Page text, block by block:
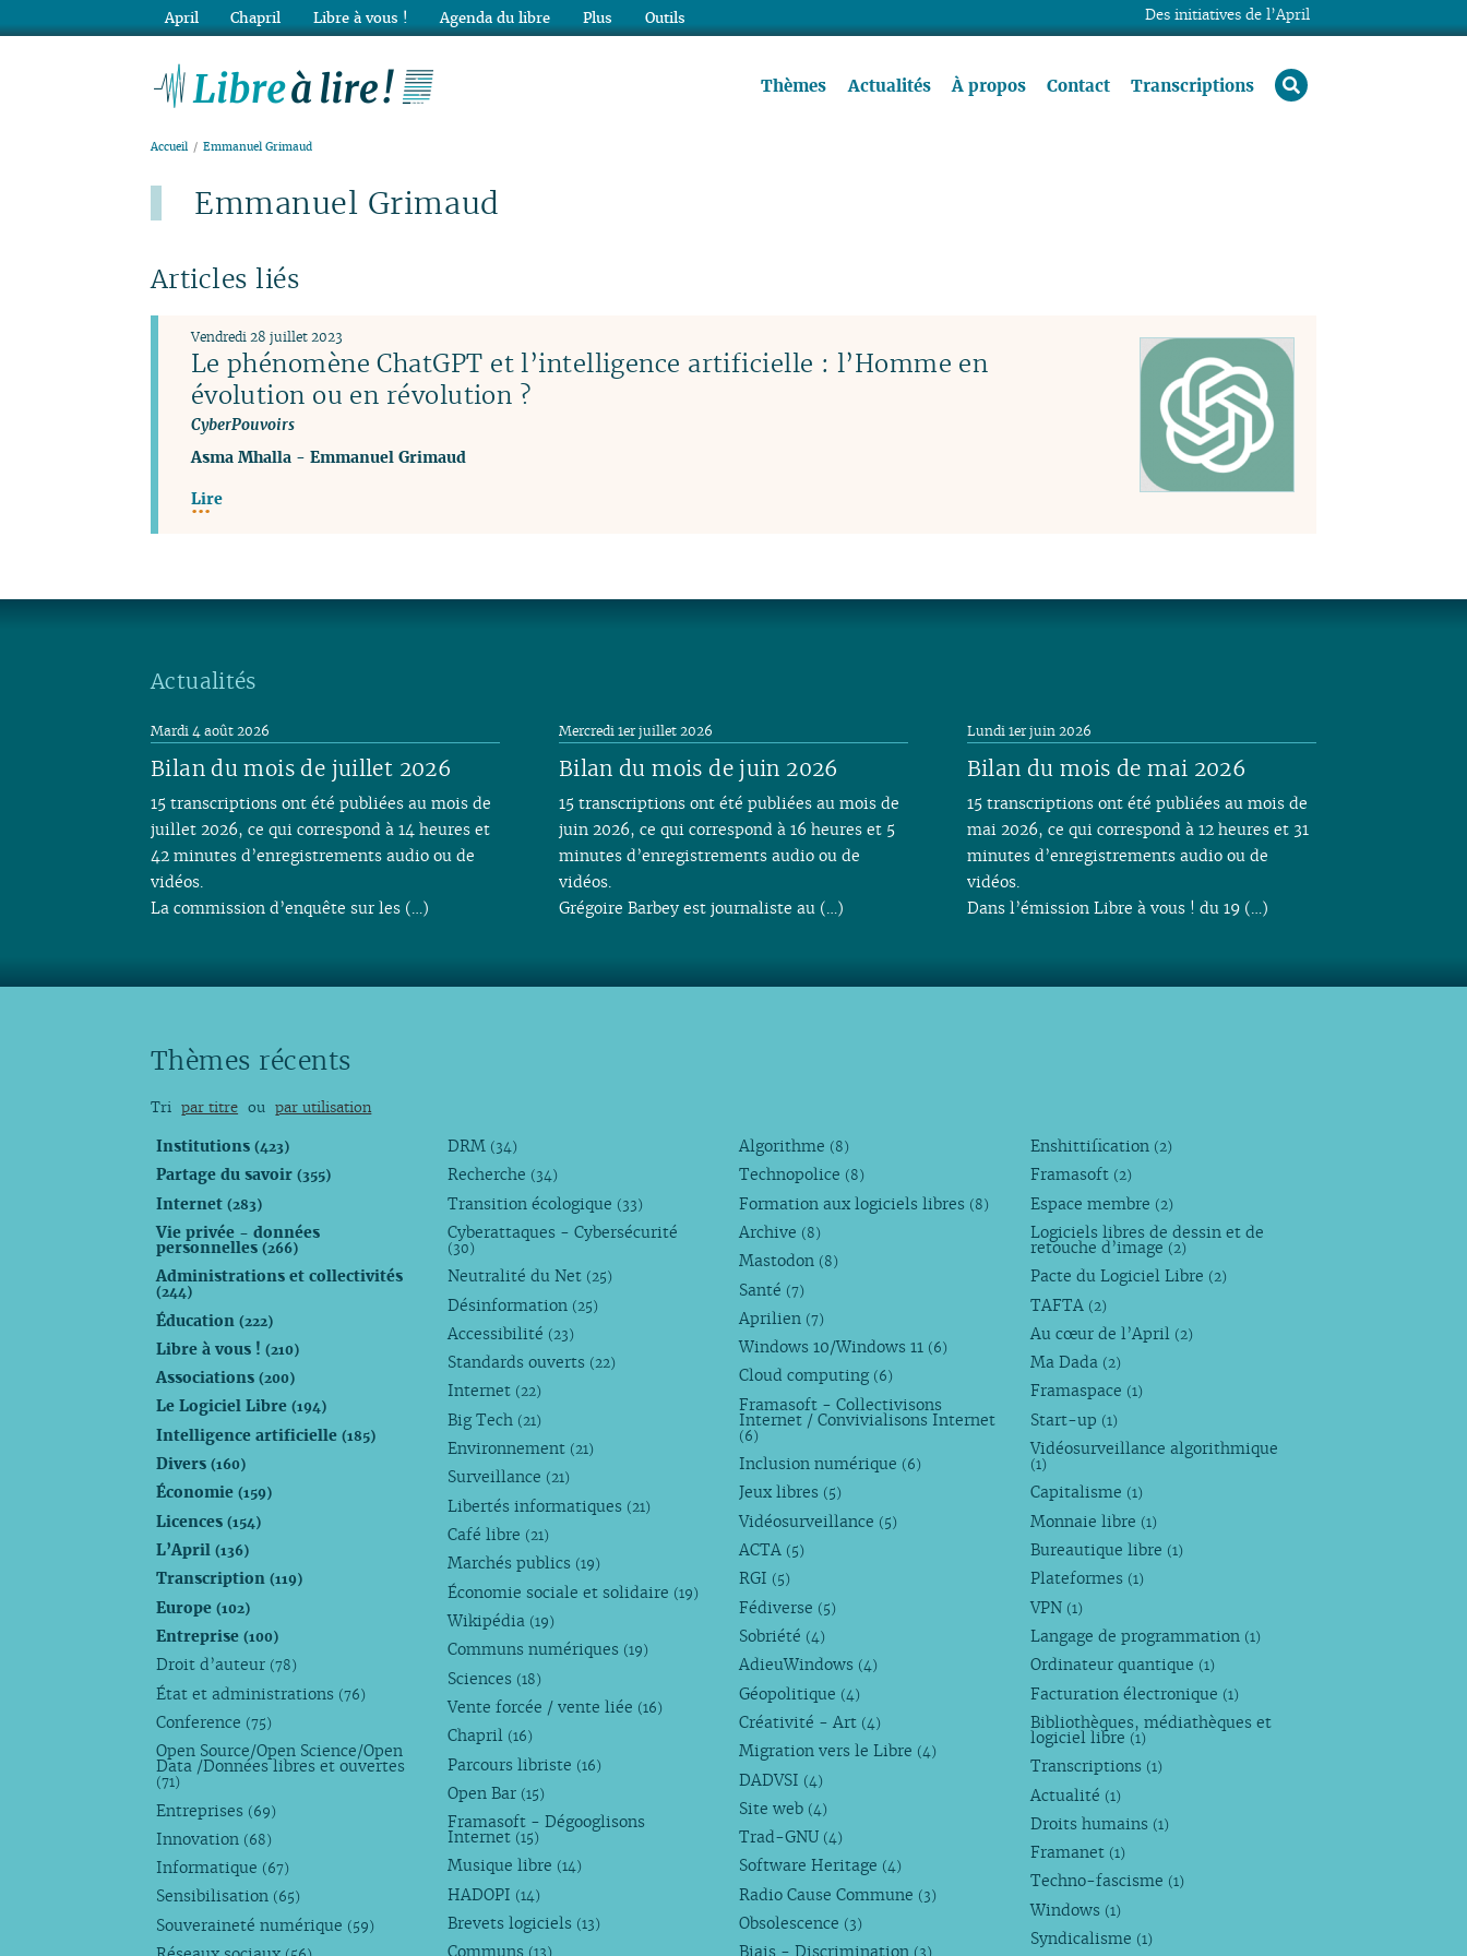
Thèmes Actualités À propos Contact Transcriptions rechercher
Accueil Emmanuel Grimaud
Emmanuel Grimaud
Articles liés
Le phénomène ChatGPT et l’intelligence artificielle : l’Homme en
évolution ou en révolution ?
CyberPouvoirs
Vendredi 28 juillet 2023
Asma Mhalla- Emmanuel Grimaud
Lire
Actualités
Bilan du mois de juillet 2026
Mardi 4 août 2026
15 transcriptions ont été publiées au mois de
juillet 2026, ce qui correspond à 14 heures et
42 minutes d’enregistrements audio ou de
vidéos.
La commission d’enquête sur les (…)
Bilan du mois de juin 2026
Mercredi 1er juillet 2026
15 transcriptions ont été publiées au mois de
juin 2026, ce qui correspond à 16 heures et 5
minutes d’enregistrements audio ou de
vidéos.
Grégoire Barbey est journaliste au (…)
Bilan du mois de mai 2026
Lundi 1er juin 2026
15 transcriptions ont été publiées au mois de
mai 2026, ce qui correspond à 12 heures et 31
minutes d’enregistrements audio ou de
vidéos.
Dans l’émission Libre à vous ! du 19 (…)
Thèmes récents
Tri par titre ou par utilisation
Institutions(423)
Partage du savoir(355)
Internet(283)
Vie privée - données
personnelles(266)
Administrations et collectivités
(244)
Éducation(222)
Libre à vous !(210)
Associations(200)
Le Logiciel Libre(194)
Intelligence artificielle(185)
Divers(160)
Économie(159)
Licences(154)
L’April(136)
Transcription(119)
Europe(102)
Entreprise(100)
Droit d’auteur (78)
État et administrations (76)
Conference (75)
Open Source/Open Science/Open
Data /Données libres et ouvertes
(71)
Entreprises (69)
Innovation (68)
Informatique (67)
Sensibilisation (65)
Souveraineté numérique (59)
DRM (34)
Recherche (34)
Transition écologique (33)
Cyberattaques - Cybersécurité
(30)
Neutralité du Net (25)
Désinformation (25)
Accessibilité (23)
Standards ouverts (22)
Internet (22)
Big Tech (21)
Environnement (21)
Surveillance (21)
Libertés informatiques (21)
Café libre (21)
Marchés publics (19)
Économie sociale et solidaire (19)
Wikipédia (19)
Communs numériques (19)
Sciences (18)
Vente forcée / vente liée (16)
Chapril (16)
Parcours libriste (16)
Open Bar (15)
Framasoft - Dégooglisons
Internet (15)
Musique libre (14)
HADOPI (14)
Brevets logiciels (13)
Communs (13)
Algorithme (8)
Technopolice (8)
Formation aux logiciels libres (8)
Archive (8)
Mastodon (8)
Santé (7)
Aprilien (7)
Windows 10/Windows 11 (6)
Cloud computing (6)
Framasoft - Collectivisons
Internet / Convivialisons Internet
(6)
Inclusion numérique (6)
Jeux libres (5)
Vidéosurveillance (5)
ACTA (5)
RGI (5)
Fédiverse (5)
Sobriété (4)
AdieuWindows (4)
Géopolitique (4)
Créativité - Art (4)
Migration vers le Libre (4)
DADVSI (4)
Site web (4)
Trad-GNU (4)
Software Heritage (4)
Radio Cause Commune (3)
Obsolescence (3)
Biais - Discrimination (3)
Enshittification (2)
Framasoft (2)
Espace membre (2)
Logiciels libres de dessin et de
retouche d’image (2)
Pacte du Logiciel Libre (2)
TAFTA (2)
Au cœur de l’April (2)
Ma Dada (2)
Framaspace (1)
Start-up (1)
Vidéosurveillance algorithmique
(1)
Capitalisme (1)
Monnaie libre (1)
Bureautique libre (1)
Plateformes (1)
VPN (1)
Langage de programmation (1)
Ordinateur quantique (1)
Facturation électronique (1)
Bibliothèques, médiathèques et
logiciel libre (1)
Transcriptions (1)
Actualité (1)
Droits humains (1)
Framanet (1)
Techno-fascisme (1)
Windows (1)
Syndicalisme (1)
Des initiatives de l’April
April Chapril Libre à vous ! Agenda du libre Plus Outils